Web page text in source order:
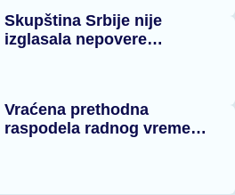
Skupština Srbije nije
izglasala nepovere…
Vraćena prethodna
raspodela radnog vreme…